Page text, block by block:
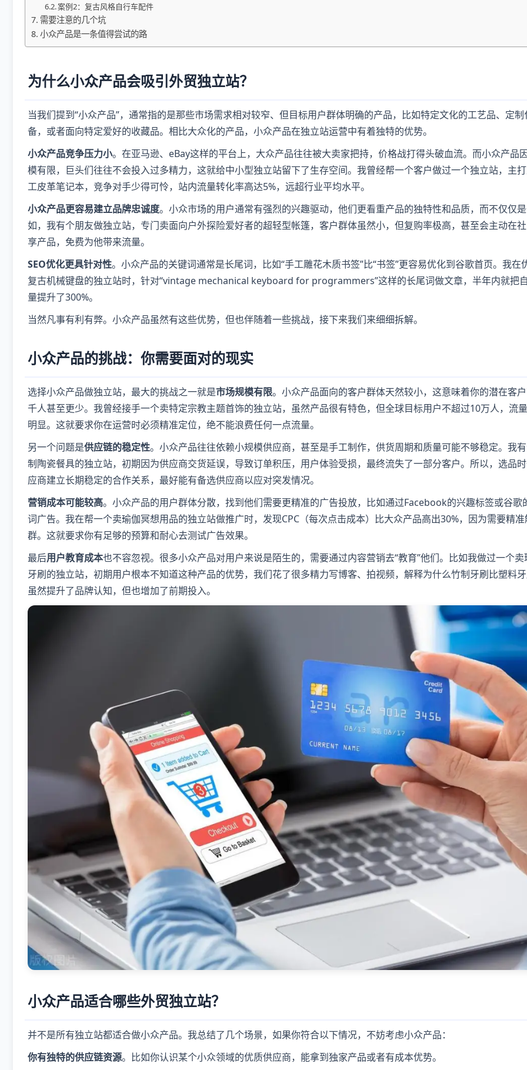
案例2：复古风格自行车配件
需要注意的几个坑
小众产品是一条值得尝试的路
为什么小众产品会吸引外贸独立站？
当我们提到“小众产品”，通常指的是那些市场需求相对较窄、但目标用户群体明确的产品，比如特定文化的工艺品、定
备，或者面向特定爱好的收藏品。相比大众化的产品，小众产品在独立站运营中有着独特的优势。
小众产品竞争压力小。在亚马逊、eBay这样的平台上，大众产品往往被大卖家把持，价格战打得头破血流。而小众产品
模有限，巨头们往往不会投入过多精力，这就给中小型独立站留下了生存空间。我曾经帮一个客户做过一个独立站，主
工皮革笔记本，竞争对手少得可怜，站内流量转化率高达5%，远超行业平均水平。
小众产品更容易建立品牌忠诚度。小众市场的用户通常有强烈的兴趣驱动，他们更看重产品的独特性和品质，而不仅仅
如，我有个朋友做独立站，专门卖面向户外探险爱好者的超轻型帐篷，客户群体虽然小，但复购率极高，甚至会主动在
享产品，免费为他带来流量。
SEO优化更具针对性。小众产品的关键词通常是长尾词，比如“手工雕花木质书签”比“书签”更容易优化到谷歌首页。我在
复古机械键盘的独立站时，针对“vintage mechanical keyboard for programmers”这样的长尾词做文章，半年内就把
量提升了300%。
当然凡事有利有弊。小众产品虽然有这些优势，但也伴随着一些挑战，接下来我们来细细拆解。
小众产品的挑战：你需要面对的现实
选择小众产品做独立站，最大的挑战之一就是市场规模有限。小众产品面向的客户群体天然较小，这意味着你的潜在客
千人甚至更少。我曾经接手一个卖特定宗教主题首饰的独立站，虽然产品很有特色，但全球目标用户不超过10万人，流
明显。这就要求你在运营时必须精准定位，绝不能浪费任何一点流量。
另一个问题是供应链的稳定性。小众产品往往依赖小规模供应商，甚至是手工制作，供货周期和质量可能不够稳定。我
制陶瓷餐具的独立站，初期因为供应商交货延误，导致订单积压，用户体验受损，最终流失了一部分客户。所以，选品
应商建立长期稳定的合作关系，最好能有备选供应商以应对突发情况。
营销成本可能较高。小众产品的用户群体分散，找到他们需要更精准的广告投放，比如通过Facebook的兴趣标签或谷歌
词广告。我在帮一个卖瑜伽冥想用品的独立站做推广时，发现CPC（每次点击成本）比大众产品高出30%，因为需要精
群。这就要求你有足够的预算和耐心去测试广告效果。
最后用户教育成本也不容忽视。很多小众产品对用户来说是陌生的，需要通过内容营销去“教育”他们。比如我做过一个
牙刷的独立站，初期用户根本不知道这种产品的优势，我们花了很多精力写博客、拍视频，解释为什么竹制牙刷比塑料
虽然提升了品牌认知，但也增加了前期投入。
小众产品适合哪些外贸独立站？
并不是所有独立站都适合做小众产品。我总结了几个场景，如果你符合以下情况，不妨考虑小众产品：
你有独特的供应链资源。比如你认识某个小众领域的优质供应商，能拿到独家产品或者有成本优势。